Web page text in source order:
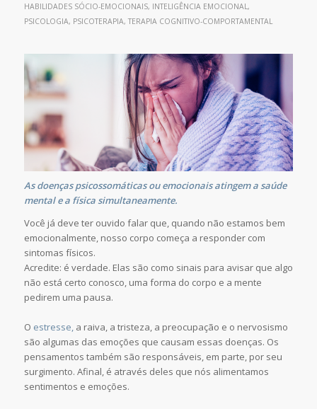
HABILIDADES SÓCIO-EMOCIONAIS, INTELIGÊNCIA EMOCIONAL,
PSICOLOGIA, PSICOTERAPIA, TERAPIA COGNITIVO-COMPORTAMENTAL
As doenças psicossomáticas ou emocionais atingem a saúde
mental e a física simultaneamente.
Você já deve ter ouvido falar que, quando não estamos bem
emocionalmente, nosso corpo começa a responder com
sintomas físicos.
Acredite: é verdade. Elas são como sinais para avisar que algo
não está certo conosco, uma forma do corpo e a mente
pedirem uma pausa.
O estresse,a raiva, a tristeza, a preocupação e o nervosismo
são algumas das emoções que causam essas doenças. Os
pensamentos também são responsáveis, em parte, por seu
surgimento. Afinal, é através deles que nós alimentamos
sentimentos e emoções.